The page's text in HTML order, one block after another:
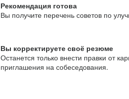
Рекомендация готова
Вы получите перечень советов по
Вы корректируете своё резюме
Останется только внести правки от
приглашения на собеседования.